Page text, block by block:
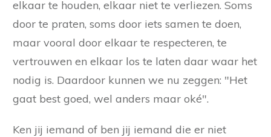
elkaar te houden, elkaar niet te verliezen. Soms
door te praten, soms door iets samen te doen,
maar vooral door elkaar te respecteren, te
vertrouwen en elkaar los te laten daar waar het
nodig is. Daardoor kunnen we nu zeggen: "Het
gaat best goed, wel anders maar oké".
Ken jij iemand of ben jij iemand die er niet